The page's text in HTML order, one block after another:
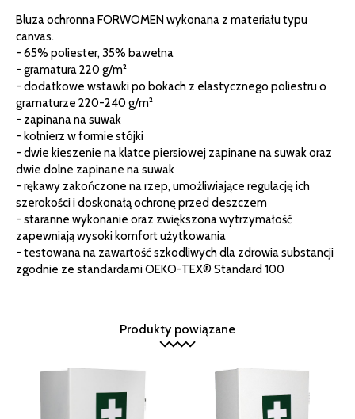
Bluza ochronna FORWOMEN wykonana z materiału typu
canvas.
- 65% poliester, 35% bawełna
- gramatura 220 g/m²
- dodatkowe wstawki po bokach z elastycznego poliestru o
gramaturze 220-240 g/m²
- zapinana na suwak
- kołnierz w formie stójki
- dwie kieszenie na klatce piersiowej zapinane na suwak oraz
dwie dolne zapinane na suwak
- rękawy zakończone na rzep, umożliwiające regulację ich
szerokości i doskonałą ochronę przed deszczem
- staranne wykonanie oraz zwiększona wytrzymałość
zapewniają wysoki komfort użytkowania
- testowana na zawartość szkodliwych dla zdrowia substancji
zgodnie ze standardami OEKO-TEX® Standard 100
Produkty powiązane